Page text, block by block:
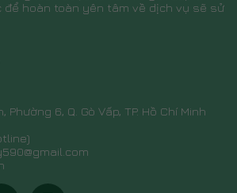
hoàn toàn yên tâm về dịch vụ sẽ sử
6, Q. Gò Vấp, TP. Hồ Chí Minh